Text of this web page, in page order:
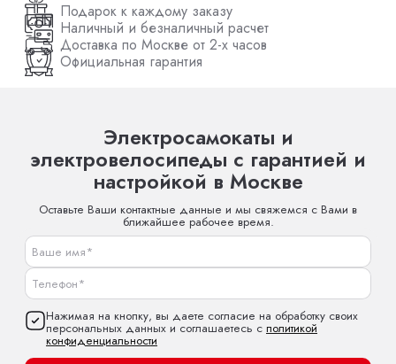
Подарок к каждому заказу
Наличный и безналичный расчет
Доставка по Москве от 2-х часов
Официальная гарантия
Электросамокаты и
электровелосипеды с гарантией и
настройкой в Москве
Оставьте Ваши контактные данные и мы свяжемся с Вами в
ближайшее рабочее время.
Нажимая на кнопку, вы даете согласие на обработку своих
персональных данных и соглашаетесь с политикой
конфиденциальности